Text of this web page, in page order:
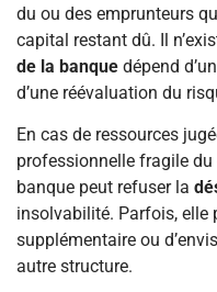
du ou des emprunteurs
capital restant dû. Il
de la banque dépend
d’une réévaluation du
En cas de ressources
professionnelle fragile du
banque peut refuser la
insolvabilité. Parfois, elle
supplémentaire ou
autre structure.